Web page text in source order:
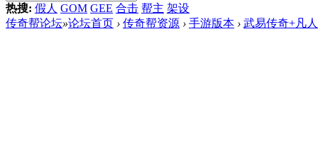
热搜: 假人 GOM GEE 合击 帮主 架设
传奇帮论坛»论坛首页 › 传奇帮资源 › 手游版本 › 武易传奇+凡